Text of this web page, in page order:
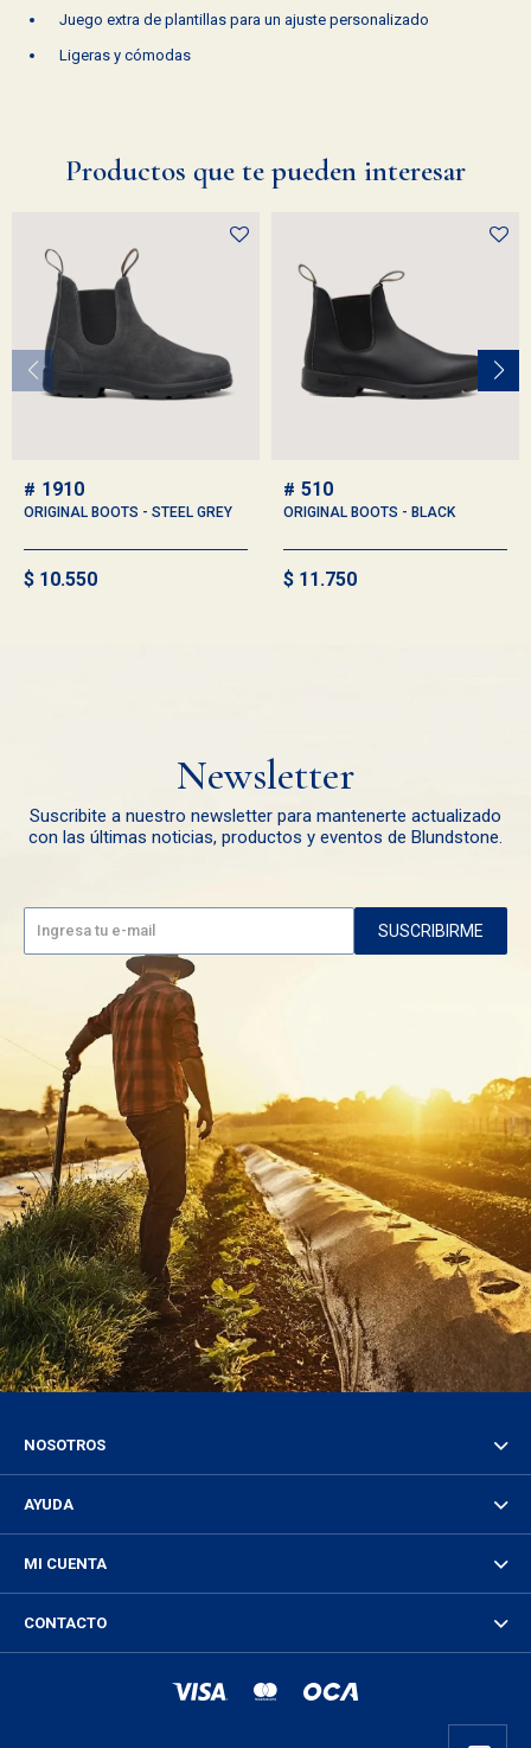
Juego extra de plantillas para un ajuste personalizado
Ligeras y cómodas
Productos que te pueden interesar
ORIGINAL BOOTS - STEEL GREY
1910
$ 10.550
ORIGINAL BOOTS - BLACK
510
$ 11.750
Newsletter
Suscribite a nuestro newsletter para mantenerte actualizado
con las últimas noticias, productos y eventos de Blundstone.
SUSCRIBIRME
CONTACTO
NOSOTROS
AYUDA
MI CUENTA